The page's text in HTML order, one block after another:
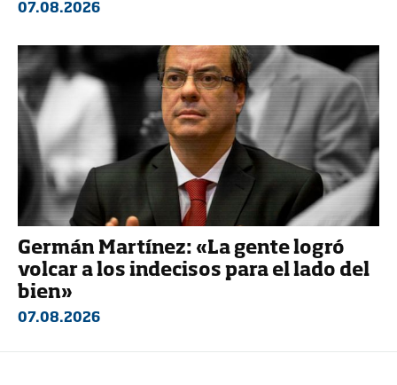
07.08.2026
Germán Martínez: «La gente logró
volcar a los indecisos para el lado del
bien»
07.08.2026